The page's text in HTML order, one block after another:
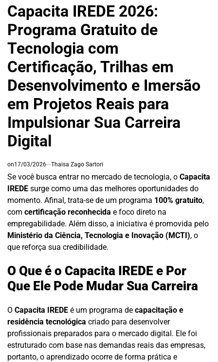
Capacita IREDE 2026:
Programa Gratuito de
Tecnologia com
Certificação, Trilhas em
Desenvolvimento e Imersão
em Projetos Reais para
Impulsionar Sua Carreira
Digital
on17/03/2026 Thaisa Zago Sartori
Se você busca entrar no mercado de tecnologia, o Capacita
IREDE surge como uma das melhores oportunidades do
momento. Afinal, trata-se de um programa 100% gratuito,
com certificação reconhecida e foco direto na
empregabilidade. Além disso, a iniciativa é promovida pelo
Ministério da Ciência, Tecnologia e Inovação (MCTI), o
que reforça sua credibilidade.
O Que é o Capacita IREDE e Por
Que Ele Pode Mudar Sua Carreira
O Capacita IREDE é um programa de capacitação e
residência tecnológica criado para desenvolver
profissionais preparados para o mercado digital. Ele foi
estruturado com base nas demandas reais das empresas,
portanto, o aprendizado ocorre de forma prática e